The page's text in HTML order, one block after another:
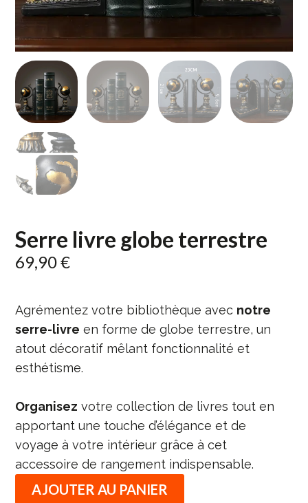
Serre livre globe terrestre
69,90€
Agrémentez votre bibliothèque avec notre
serre-livre en forme de globe terrestre, un
atout décoratif mêlant fonctionnalité et
esthétisme.
Organisez votre collection de livres tout en
apportant une touche d’élégance et de
voyage à votre intérieur grâce à cet
accessoire de rangement indispensable.
AJOUTER AU PANIER